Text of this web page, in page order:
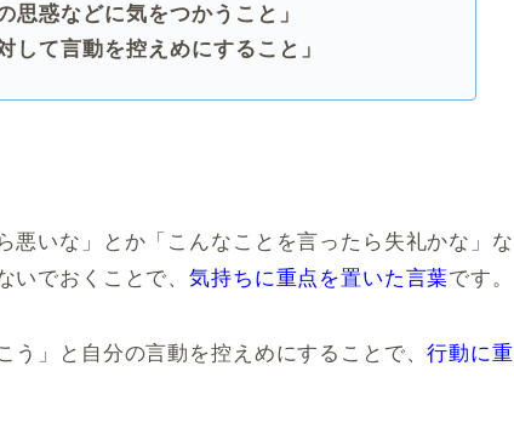
思惑などに気をつかうこと」
して言動を控えめにすること」
悪いな」とか「こんなことを言ったら失礼かな」な
いでおくことで、気持ちに重点を置いた言葉です。
う」と自分の言動を控えめにすることで、行動に重